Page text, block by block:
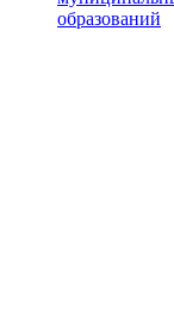
образований